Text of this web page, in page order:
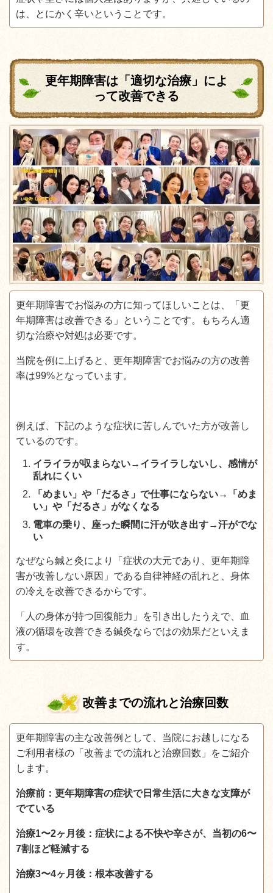
は、とにかく辛いということです。
更年期障害は「適切な治療」によ
って改善できる
更年期障害でお悩みの方に知ってほしいことは、「更
年期障害は改善できる」ということです。もちろん適
切な治療や対処は必要です。
当院を例に上げると、更年期障害でお悩みの方の改善
率は99%となっています。
例えば、下記のような症状に苦しんでいた方が改善し
ているのです。
イライラが収まらない→イライラしないし、感情が
乱れにくい
「めまい」や「だるさ」で仕事にならない→「めま
い」や「だるさ」がなくなる
電車の乗り、座った瞬間に汗が吹き出す→汗がでな
い
なぜなら鍼と灸により「症状の大元であり、更年期障
害が改善しない原因」である自律神経の乱れと、身体
の冷えを改善できるからです。
「人の身体が持つ回復能力」を引き出したうえで、血
液の循環を改善できる鍼灸ならではの効果だといえま
す。
改善までの流れと治療回数
更年期障害の主な改善例として、当院にお越しになる
ご利用者様の「改善までの流れと治療回数」をご紹介
します。
治療前：更年期障害の症状で日常生活に大きな支障が
でている
治療1〜2ヶ月後：症状による不快や辛さが、当初の6〜
7割ほど軽減する
治療3〜4ヶ月後：根本改善する